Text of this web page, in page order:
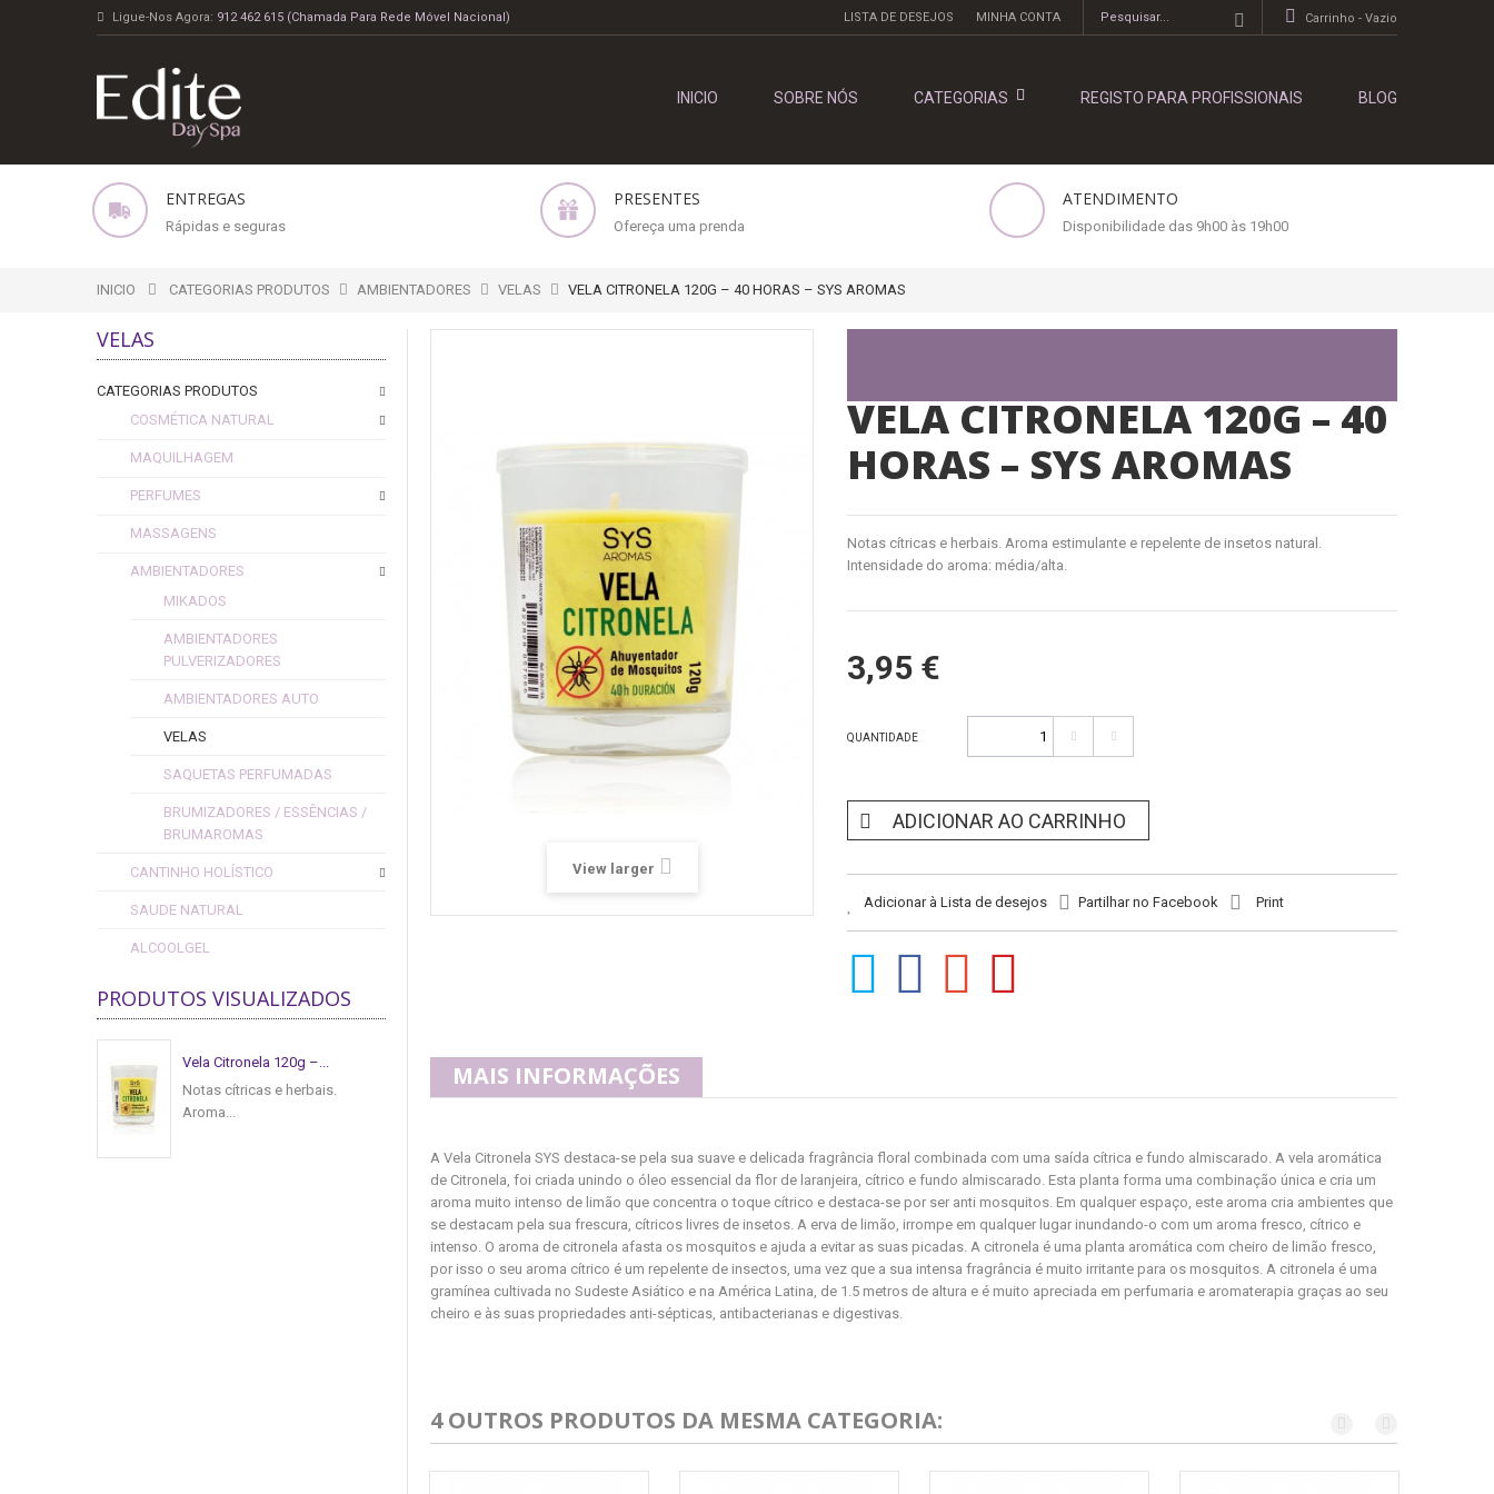
Ligue-Nos Agora: 912 462 615 (Chamada Para Rede Móvel Nacional) Carrinho - Vazio
MINHA CONTA
LISTA DE DESEJOS
INICIO SOBRE NÓS CATEGORIAS REGISTO PARA PROFISSIONAIS BLOG
ENTREGAS
Rápidas e seguras
PRESENTES
Ofereça uma prenda
ATENDIMENTO
Disponibilidade das 9h00 às 19h00
INICIO CATEGORIAS PRODUTOS AMBIENTADORES VELAS VELA CITRONELA 120G – 40 HORAS – SYS AROMAS
VELAS
CATEGORIAS PRODUTOS
COSMÉTICA NATURAL
MAQUILHAGEM
PERFUMES
MASSAGENS
AMBIENTADORES
MIKADOS
AMBIENTADORES
PULVERIZADORES
AMBIENTADORES AUTO
VELAS
SAQUETAS PERFUMADAS
BRUMIZADORES / ESSÊNCIAS /
BRUMAROMAS
CANTINHO HOLÍSTICO
SAUDE NATURAL
ALCOOLGEL
PRODUTOS VISUALIZADOS
Vela Citronela 120g –...
Notas cítricas e herbais.
Aroma...
View larger
VELA CITRONELA 120G – 40
HORAS – SYS AROMAS
Notas cítricas e herbais. Aroma estimulante e repelente de insetos natural.
Intensidade do aroma: média/alta.
3,95 €
QUANTIDADE
ADICIONAR AO CARRINHO
Adicionar à Lista de desejos Partilhar no Facebook Print
MAIS INFORMAÇÕES
A Vela Citronela SYS destaca-se pela sua suave e delicada fragrância floral combinada com uma saída cítrica e fundo almiscarado. A vela aromática
de Citronela, foi criada unindo o óleo essencial da flor de laranjeira, cítrico e fundo almiscarado. Esta planta forma uma combinação única e cria um
aroma muito intenso de limão que concentra o toque cítrico e destaca-se por ser anti mosquitos. Em qualquer espaço, este aroma cria ambientes que
se destacam pela sua frescura, cítricos livres de insetos. A erva de limão, irrompe em qualquer lugar inundando-o com um aroma fresco, cítrico e
intenso. O aroma de citronela afasta os mosquitos e ajuda a evitar as suas picadas. A citronela é uma planta aromática com cheiro de limão fresco,
por isso o seu aroma cítrico é um repelente de insectos, uma vez que a sua intensa fragrância é muito irritante para os mosquitos. A citronela é uma
gramínea cultivada no Sudeste Asiático e na América Latina, de 1.5 metros de altura e é muito apreciada em perfumaria e aromaterapia graças ao seu
cheiro e às suas propriedades anti-sépticas, antibacterianas e digestivas.
4 OUTROS PRODUTOS DA MESMA CATEGORIA: